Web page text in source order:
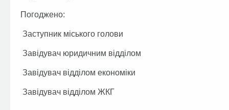
Погоджено:
Заступник міського
Завідувач юридичним
Завідувач відділом
Завідувач відділом